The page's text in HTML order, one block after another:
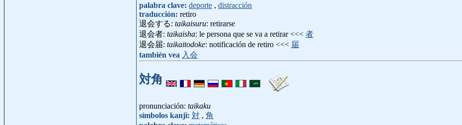
palabra clave: deporte , distracción
traducción: retiro
退会する: taikaisuru: retirarse
退会者: taikaisha: le persona que se va a retirar <<< 者
退会届: taikaitodoke: notificación de retiro <<< 届
también vea 入会
対角
pronunciación: taikaku
símbolos kanji: 対 , 角